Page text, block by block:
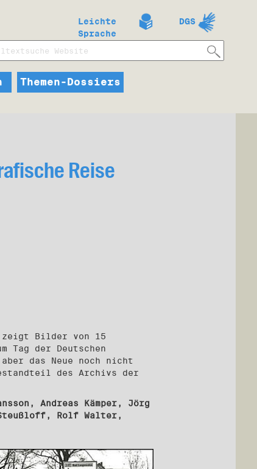
Leichte
Sprache
DGS
Themen-Dossiers
Reise
zeigt Bilder von 15
Tag der Deutschen
das Neue noch nicht
des Archivs der
Andreas Kämper, Jörg
Rolf Walter,